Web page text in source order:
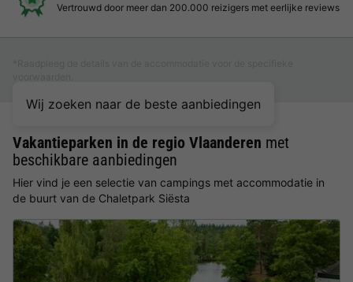
Duidelijke prijzen, moeiteloos boeken en veilige
Wij zoeken naar de beste aanbiedingen
Vakantieparken in de regio Vlaanderen met
beschikbare aanbiedingen
Hier vind je een selectie van campings met accommodatie in
de buurt van de Chaletpark Siësta